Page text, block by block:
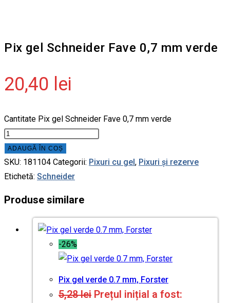
Pix gel Schneider Fave 0,7 mm verde
20,40 lei
Cantitate Pix gel Schneider Fave 0,7 mm verde
ADAUGĂ ÎN COȘ
SKU: 181104 Categorii: Pixuri cu gel, Pixuri și rezerve
Etichetă: Schneider
Produse similare
-26%
Pix gel verde 0.7 mm, Forster
5,28lei Prețul inițial a fost: